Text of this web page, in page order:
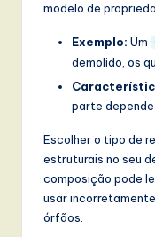
modelo de
Exemplo: Um
demolido, os
parte
Escolher o tipo de
estruturais no seu
composição pode
usar
órfãos.